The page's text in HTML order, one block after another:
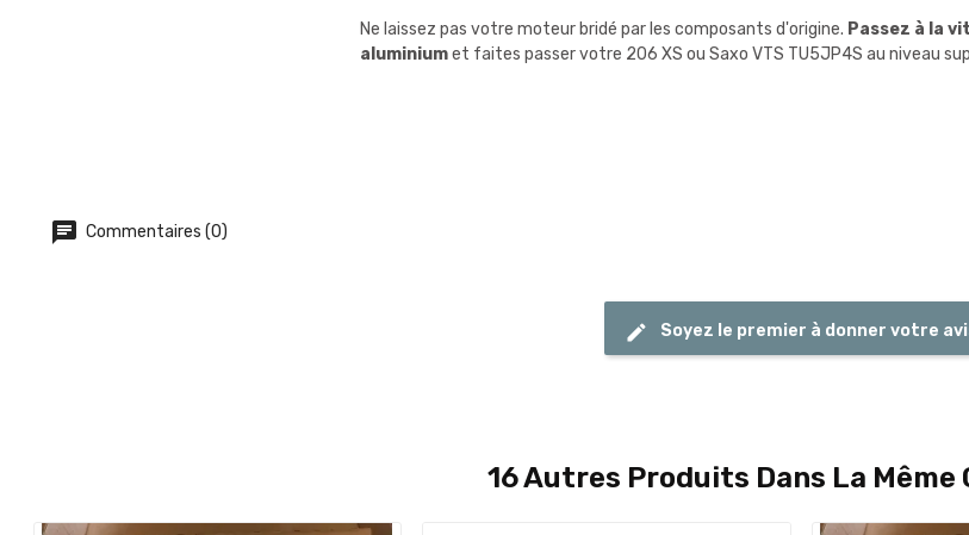
Ne laissez pas votre moteur bridé par les composants d'origine. Passez à la
aluminiumet faites passer votre 206 XS ou Saxo VTS TU5JP4S au niveau
Commentaires (0)
Soyez le premier à donner votre
16 Autres Produits Dans La Même